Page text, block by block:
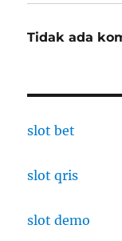
Tidak ada
slot bet
slot qris
slot demo